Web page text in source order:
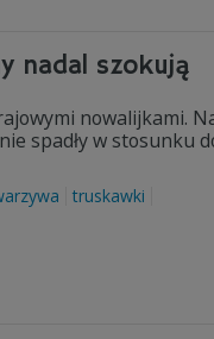
nadal szokują
nowalijkami.
spadły w stosunku
truskawki